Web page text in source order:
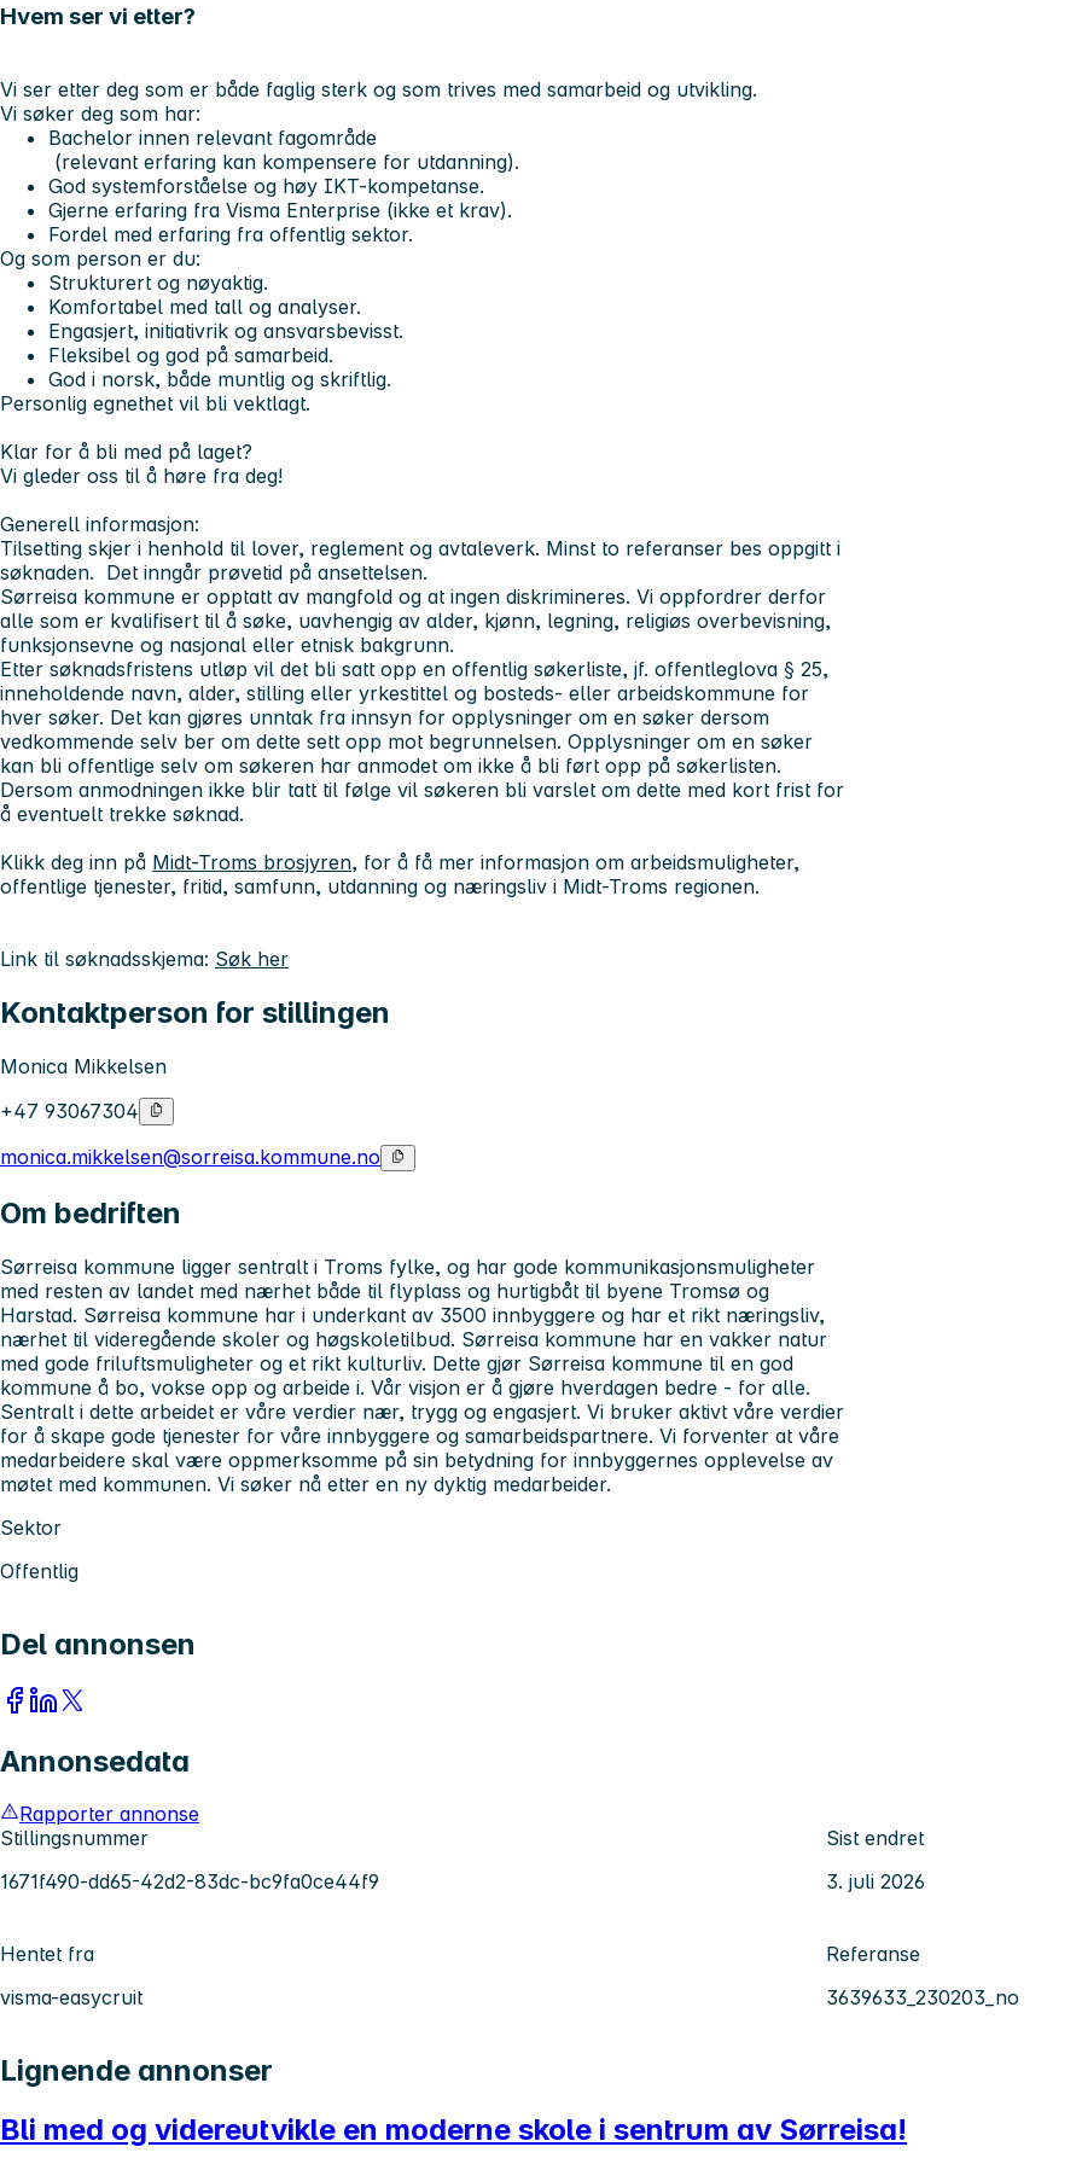
Hvem ser vi etter?
Vi ser etter deg som er både faglig sterk og som trives med samarbeid og utvikling.
Vi søker deg som har:
Bachelor innen relevant fagområde
(relevant erfaring kan kompensere for utdanning).
God systemforståelse og høy IKT-kompetanse.
Gjerne erfaring fra Visma Enterprise (ikke et krav).
Fordel med erfaring fra offentlig sektor.
Og som person er du:
Strukturert og nøyaktig.
Komfortabel med tall og analyser.
Engasjert, initiativrik og ansvarsbevisst.
Fleksibel og god på samarbeid.
God i norsk, både muntlig og skriftlig.
Personlig egnethet vil bli vektlagt.
Klar for å bli med på laget?
Vi gleder oss til å høre fra deg!
Generell informasjon:
Tilsetting skjer i henhold til lover, reglement og avtaleverk. Minst to referanser bes oppgitt i
søknaden. Det inngår prøvetid på ansettelsen.
Sørreisa kommune er opptatt av mangfold og at ingen diskrimineres. Vi oppfordrer derfor
alle som er kvalifisert til å søke, uavhengig av alder, kjønn, legning, religiøs overbevisning,
funksjonsevne og nasjonal eller etnisk bakgrunn.
Etter søknadsfristens utløp vil det bli satt opp en offentlig søkerliste, jf. offentleglova § 25,
inneholdende navn, alder, stilling eller yrkestittel og bosteds- eller arbeidskommune for
hver søker. Det kan gjøres unntak fra innsyn for opplysninger om en søker dersom
vedkommende selv ber om dette sett opp mot begrunnelsen. Opplysninger om en søker
kan bli offentlige selv om søkeren har anmodet om ikke å bli ført opp på søkerlisten.
Dersom anmodningen ikke blir tatt til følge vil søkeren bli varslet om dette med kort frist for
å eventuelt trekke søknad.
Klikk deg inn på Midt-Troms brosjyren, for å få mer informasjon om arbeidsmuligheter,
offentlige tjenester, fritid, samfunn, utdanning og næringsliv i Midt-Troms regionen.
Link til søknadsskjema: Søk her
Kontaktperson for stillingen
Monica Mikkelsen
+47 93067304
monica.mikkelsen@sorreisa.kommune.no
Om bedriften
Sørreisa kommune ligger sentralt i Troms fylke, og har gode kommunikasjonsmuligheter
med resten av landet med nærhet både til flyplass og hurtigbåt til byene Tromsø og
Harstad. Sørreisa kommune har i underkant av 3500 innbyggere og har et rikt næringsliv,
nærhet til videregående skoler og høgskoletilbud. Sørreisa kommune har en vakker natur
med gode friluftsmuligheter og et rikt kulturliv. Dette gjør Sørreisa kommune til en god
kommune å bo, vokse opp og arbeide i. Vår visjon er å gjøre hverdagen bedre - for alle.
Sentralt i dette arbeidet er våre verdier nær, trygg og engasjert. Vi bruker aktivt våre verdier
for å skape gode tjenester for våre innbyggere og samarbeidspartnere. Vi forventer at våre
medarbeidere skal være oppmerksomme på sin betydning for innbyggernes opplevelse av
møtet med kommunen. Vi søker nå etter en ny dyktig medarbeider.
Sektor
Offentlig
Del annonsen
Annonsedata
Rapporter annonse
Stillingsnummer
1671f490-dd65-42d2-83dc-bc9fa0ce44f9
Sist endret
3. juli 2026
Hentet fra
visma-easycruit
Referanse
3639633_230203_no
Lignende annonser
Bli med og videreutvikle en moderne skole i sentrum av Sørreisa!